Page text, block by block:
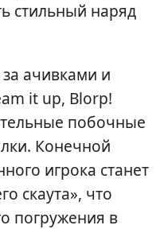
стильный наряд
ачивками и
it up, Blorp!
побочные
Конечной
игрока станет
скаута», что
погружения в